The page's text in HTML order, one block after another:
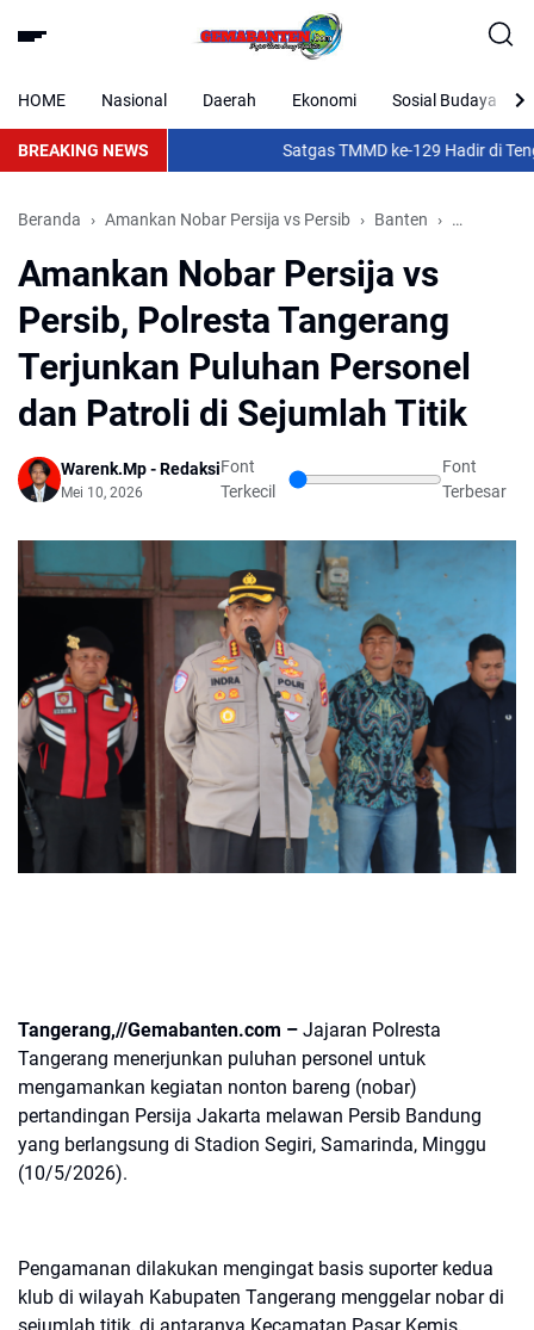
HOME Nasional Daerah Ekonomi Sosial Budaya
BREAKING NEWS Satgas TMMD ke-129 Hadir di
Beranda Amankan Nobar Persija vs Persib Banten Daerah
Amankan Nobar Persija vs
Persib, Polresta Tangerang
Terjunkan Puluhan Personel
dan Patroli di Sejumlah Titik
Warenk.Mp - Redaksi
Mei 10, 2026
Font
Terkecil
Font
Terbesar
Tangerang,//Gemabanten.com – Jajaran Polresta
Tangerang menerjunkan puluhan personel untuk
mengamankan kegiatan nonton bareng (nobar)
pertandingan Persija Jakarta melawan Persib Bandung
yang berlangsung di Stadion Segiri, Samarinda, Minggu
(10/5/2026).
Pengamanan dilakukan mengingat basis suporter kedua
klub di wilayah Kabupaten Tangerang menggelar nobar di
sejumlah titik, di antaranya Kecamatan Pasar Kemis,